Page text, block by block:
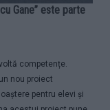
Gane” este parte
competențe.
nou proiect
pentru elevi și